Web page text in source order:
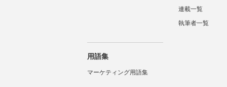
連載一覧
執筆者一覧
用語集
マーケティング用語集